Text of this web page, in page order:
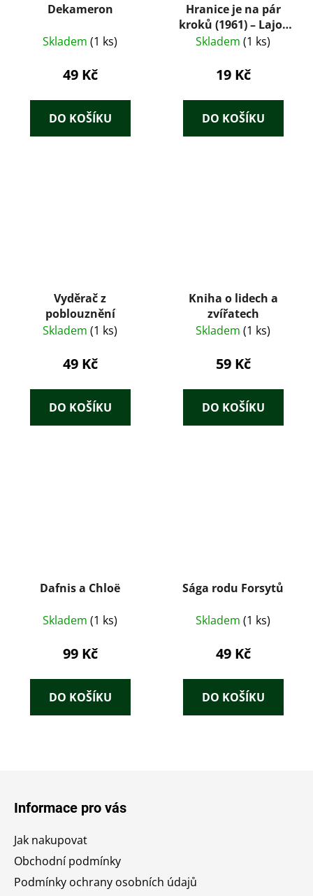
Dekameron
Skladem (1 ks)
49 Kč
DO KOŠÍKU
Hranice je na pár
kroků (1961) – Lajos
Mesterházi
Skladem (1 ks)
19 Kč
DO KOŠÍKU
Vyděrač z
poblouznění
Skladem (1 ks)
49 Kč
DO KOŠÍKU
Kniha o lidech a
zvířatech
Skladem (1 ks)
59 Kč
DO KOŠÍKU
Dafnis a Chloë
Skladem (1 ks)
99 Kč
DO KOŠÍKU
Sága rodu Forsytů
Skladem (1 ks)
49 Kč
DO KOŠÍKU
Informace pro vás
Jak nakupovat
Obchodní podmínky
Podmínky ochrany osobních údajů